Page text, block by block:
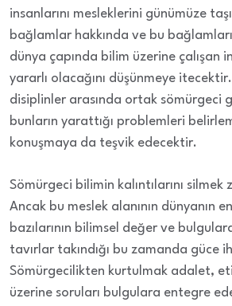
insanlarını mesleklerini günümüze
bağlamlar hakkında ve bu
dünya çapında bilim üzerine çalışan
yararlı olacağını düşünmeye
disiplinler arasında ortak sömürgeci
bunların yarattığı problemleri
konuşmaya da teşvik edecektir.
Sömürgeci bilimin kalıntılarını silmek
Ancak bu meslek alanının dünyanın
bazılarının bilimsel değer ve
tavırlar takındığı bu zamanda güce
Sömürgecilikten kurtulmak adalet,
üzerine soruları bulgulara entegre